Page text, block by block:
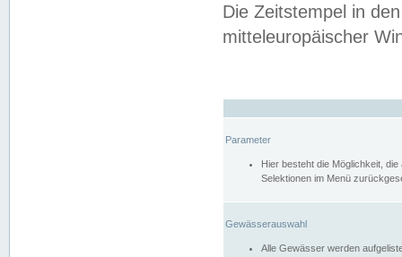
Die Zeitstempel in
mitteleuropäischer
Parameter
Hier besteht die Möglichkeit,
Selektionen im Menü
Gewässerauswahl
Alle Gewässer werden